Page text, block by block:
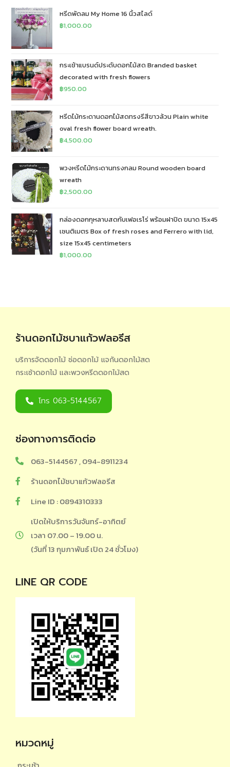
หรีดพัดลม My Home 16 นิ้วสไลด์
฿1,000.00
กระเช้าแบรนด์ประดับดอกไม้สด Branded basket
decorated with fresh flowers
฿950.00
หรีดไม้กระดานดอกไม้สดทรงรีสีขาวล้วน Plain white
oval fresh flower board wreath.
฿4,500.00
พวงหรีดไม้กระดานทรงกลม Round wooden board
wreath
฿2,500.00
กล่องดอกกุหลาบสดกับเฟอเรโร่ พร้อมฝาปิด ขนาด 15x45
เซนติเมตร Box of fresh roses and Ferrero with lid,
size 15x45 centimeters
฿1,000.00
ร้านดอกไม้ชบาแก้วฟลอรีส
บริการจัดดอกไม้ ช่อดอกไม้ แจกันดอกไม้สด
กระเช้าดอกไม้ และพวงหรีดดอกไม้สด
โทร 063-5144567
ช่องทางการติดต่อ
063-5144567 , 094-8911234
ร้านดอกไม้ชบาแก้วฟลอรีส
Line ID : 0894310333
เปิดให้บริการวันจันทร์-อาทิตย์
เวลา 07.00 – 19.00 น.
(วันที่ 13 กุมภาพันธ์ เปิด 24 ชั่วโมง)
LINE QR CODE
หมวดหมู่